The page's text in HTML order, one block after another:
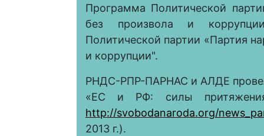
Программа Политической
без произвола и
Политической партии «Партия
и коррупции".
РНДС-РПР-ПАРНАС и АЛДЕ
«ЕС и РФ: силы
http://svobodanaroda.org/
2013 г.).